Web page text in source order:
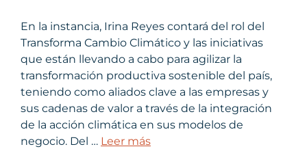
En la instancia, Irina Reyes contará del rol del
Transforma Cambio Climático y las iniciativas
que están llevando a cabo para agilizar la
transformación productiva sostenible del país,
teniendo como aliados clave a las empresas y
sus cadenas de valor a través de la integración
de la acción climática en sus modelos de
negocio. Del … Leer más